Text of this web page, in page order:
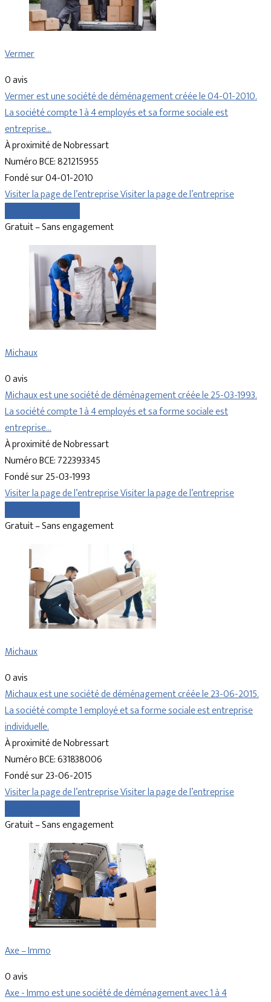
Vermer
0 avis
Vermer est une société de déménagement créée le 04-01-2010.
La société compte 1 à 4 employés et sa forme sociale est
entreprise…
À proximité de Nobressart
Numéro BCE: 821215955
Fondé sur 04-01-2010
Visiter la page de l’entrepriseVisiter la page de l’entreprise
Gratuit – Sans engagement
Michaux
0 avis
Michaux est une société de déménagement créée le 25-03-1993.
La société compte 1 à 4 employés et sa forme sociale est
entreprise…
À proximité de Nobressart
Numéro BCE: 722393345
Fondé sur 25-03-1993
Visiter la page de l’entrepriseVisiter la page de l’entreprise
Gratuit – Sans engagement
Michaux
0 avis
Michaux est une société de déménagement créée le 23-06-2015.
La société compte 1 employé et sa forme sociale est entreprise
individuelle.
À proximité de Nobressart
Numéro BCE: 631838006
Fondé sur 23-06-2015
Visiter la page de l’entrepriseVisiter la page de l’entreprise
Gratuit – Sans engagement
Axe – Immo
0 avis
Axe - Immo est une société de déménagement avec 1 à 4